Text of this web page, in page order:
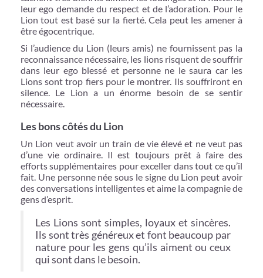
leur ego demande du respect et de l’adoration. Pour le
Lion tout est basé sur la fierté. Cela peut les amener à
être égocentrique.
Si l’audience du Lion (leurs amis) ne fournissent pas la
reconnaissance nécessaire, les lions risquent de souffrir
dans leur ego blessé et personne ne le saura car les
Lions sont trop fiers pour le montrer. Ils souffriront en
silence. Le Lion a un énorme besoin de se sentir
nécessaire.
Les bons côtés du Lion
Un Lion veut avoir un train de vie élevé et ne veut pas
d’une vie ordinaire. Il est toujours prêt à faire des
efforts supplémentaires pour exceller dans tout ce qu’il
fait. Une personne née sous le signe du Lion peut avoir
des conversations intelligentes et aime la compagnie de
gens d’esprit.
Les Lions sont simples, loyaux et sincères.
Ils sont très généreux et font beaucoup par
nature pour les gens qu’ils aiment ou ceux
qui sont dans le besoin.